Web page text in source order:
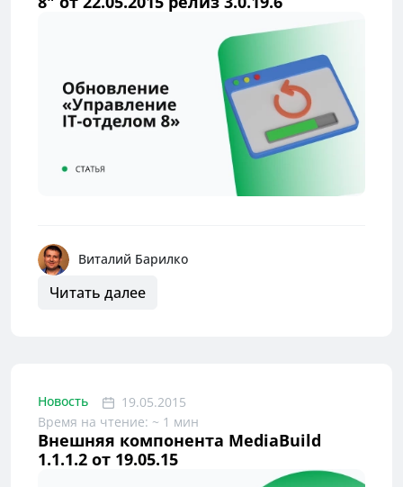
Виталий Барилко
Читать далее
Новость
19.05.2015
Время на чтение: ~ 1 мин
Внешняя компонента MediaBuild
1.1.1.2 от 19.05.15